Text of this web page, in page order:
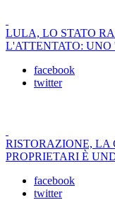
LULA, LO STATO
L'ATTENTATO: UNO
facebook
twitter
RISTORAZIONE, LA
PROPRIETARI È
facebook
twitter